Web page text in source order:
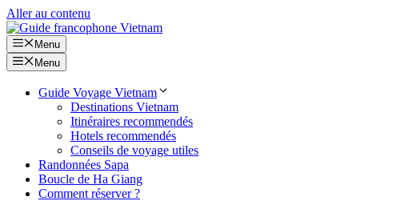
Aller au contenu
Menu
Menu
Guide Voyage Vietnam
Destinations Vietnam
Itinéraires recommendés
Hotels recommendés
Conseils de voyage utiles
Randonnées Sapa
Boucle de Ha Giang
Comment réserver ?